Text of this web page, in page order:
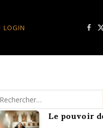
LOGIN
Le pouvoir